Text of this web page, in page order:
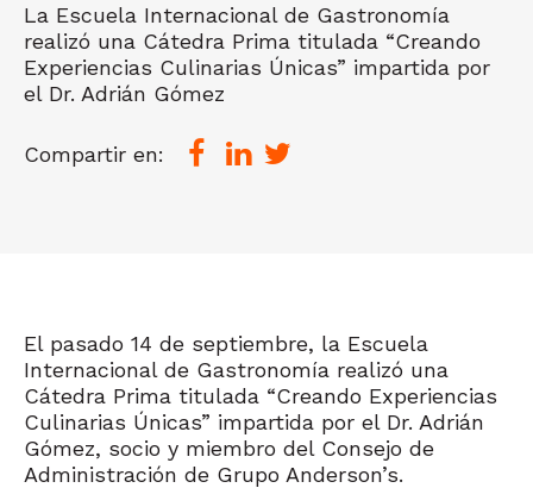
La Escuela Internacional de Gastronomía
realizó una Cátedra Prima titulada “Creando
Experiencias Culinarias Únicas” impartida por
el Dr. Adrián Gómez
Compartir en:
El pasado 14 de septiembre, la Escuela
Internacional de Gastronomía realizó una
Cátedra Prima titulada “Creando Experiencias
Culinarias Únicas” impartida por el Dr. Adrián
Gómez, socio y miembro del Consejo de
Administración de Grupo Anderson’s.